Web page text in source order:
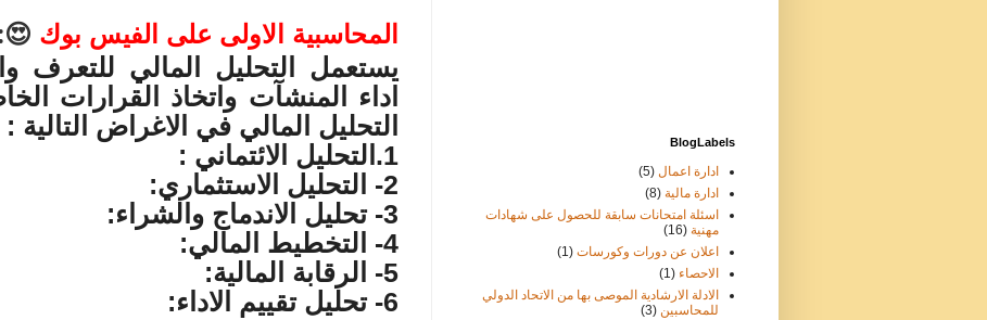
المحاسبية الاولى على الفيس بوك 😍
يستعمل التحليل المالي
اداء المنشآت واتخاذ القرارات
التحليل المالي في الاغراض التالية :
1. التحليل الائتماني :
2- التحليل الاست
ثماري:
3- تحليل الاندماج والشراء:
4- التخطيط المالي:
5- الرقابة المالية:
6- تحليل تقييم الاداء:
BlogLabels
ادارة اعمال (5)
ادارة مالية (8)
اسئلة امتحانات سابقة للحصول على شهادات
مهنية (16)
اعلان عن دورات وكورسات (1)
الاحصاء (1)
الادلة الارشادية الموصى بها من الاتحاد الدولي
للمحاسبين (3)